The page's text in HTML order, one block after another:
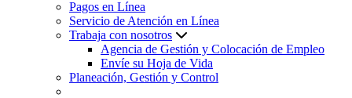
Pagos en Línea
Servicio de Atención en Línea
Trabaja con nosotros
Agencia de Gestión y Colocación de Empleo
Envíe su Hoja de Vida
Planeación, Gestión y Control